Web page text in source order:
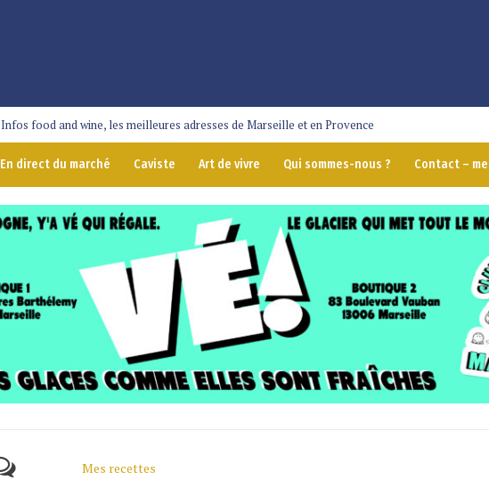
Infos food and wine, les meilleures adresses de Marseille et en Provence
En direct du marché Caviste Art de vivre Qui sommes-nous ? Contact –
Mes recettes